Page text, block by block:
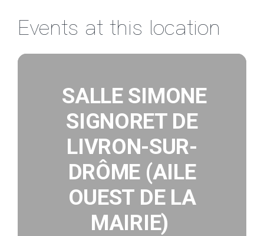
Events at this location
SALLE SIMONE
SIGNORET DE
LIVRON-SUR-
DRÔME (AILE
OUEST DE LA
MAIRIE)